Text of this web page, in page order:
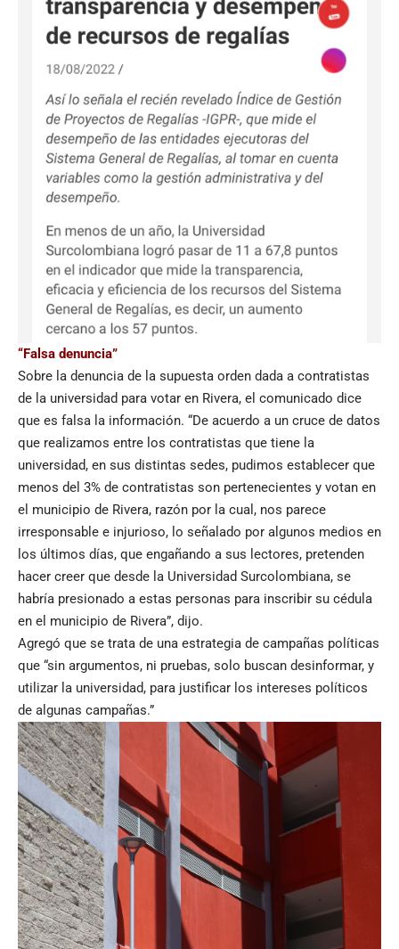
“Falsa denuncia”
Sobre la denuncia de la supuesta orden dada a contratistas
de la universidad para votar en Rivera, el comunicado dice
que es falsa la información. “De acuerdo a un cruce de datos
que realizamos entre los contratistas que tiene la
universidad, en sus distintas sedes, pudimos establecer que
menos del 3% de contratistas son pertenecientes y votan en
el municipio de Rivera, razón por la cual, nos parece
irresponsable e injurioso, lo señalado por algunos medios en
los últimos días, que engañando a sus lectores, pretenden
hacer creer que desde la Universidad Surcolombiana, se
habría presionado a estas personas para inscribir su cédula
en el municipio de Rivera”, dijo.
Agregó que se trata de una estrategia de campañas políticas
que “sin argumentos, ni pruebas, solo buscan desinformar, y
utilizar la universidad, para justificar los intereses políticos
de algunas campañas.”